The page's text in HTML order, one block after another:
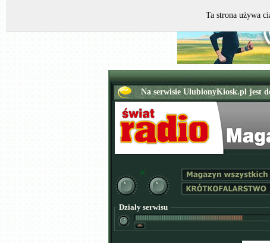
Działy serwisu
Ta strona używa